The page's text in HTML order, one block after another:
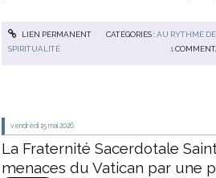
LIEN PERMANENT CATÉGORIES :AU RYTHME
SPIRITUALITÉ
1
vendredi 15 mai 2026
La Fraternité Sacerdotale
menaces du Vatican par une